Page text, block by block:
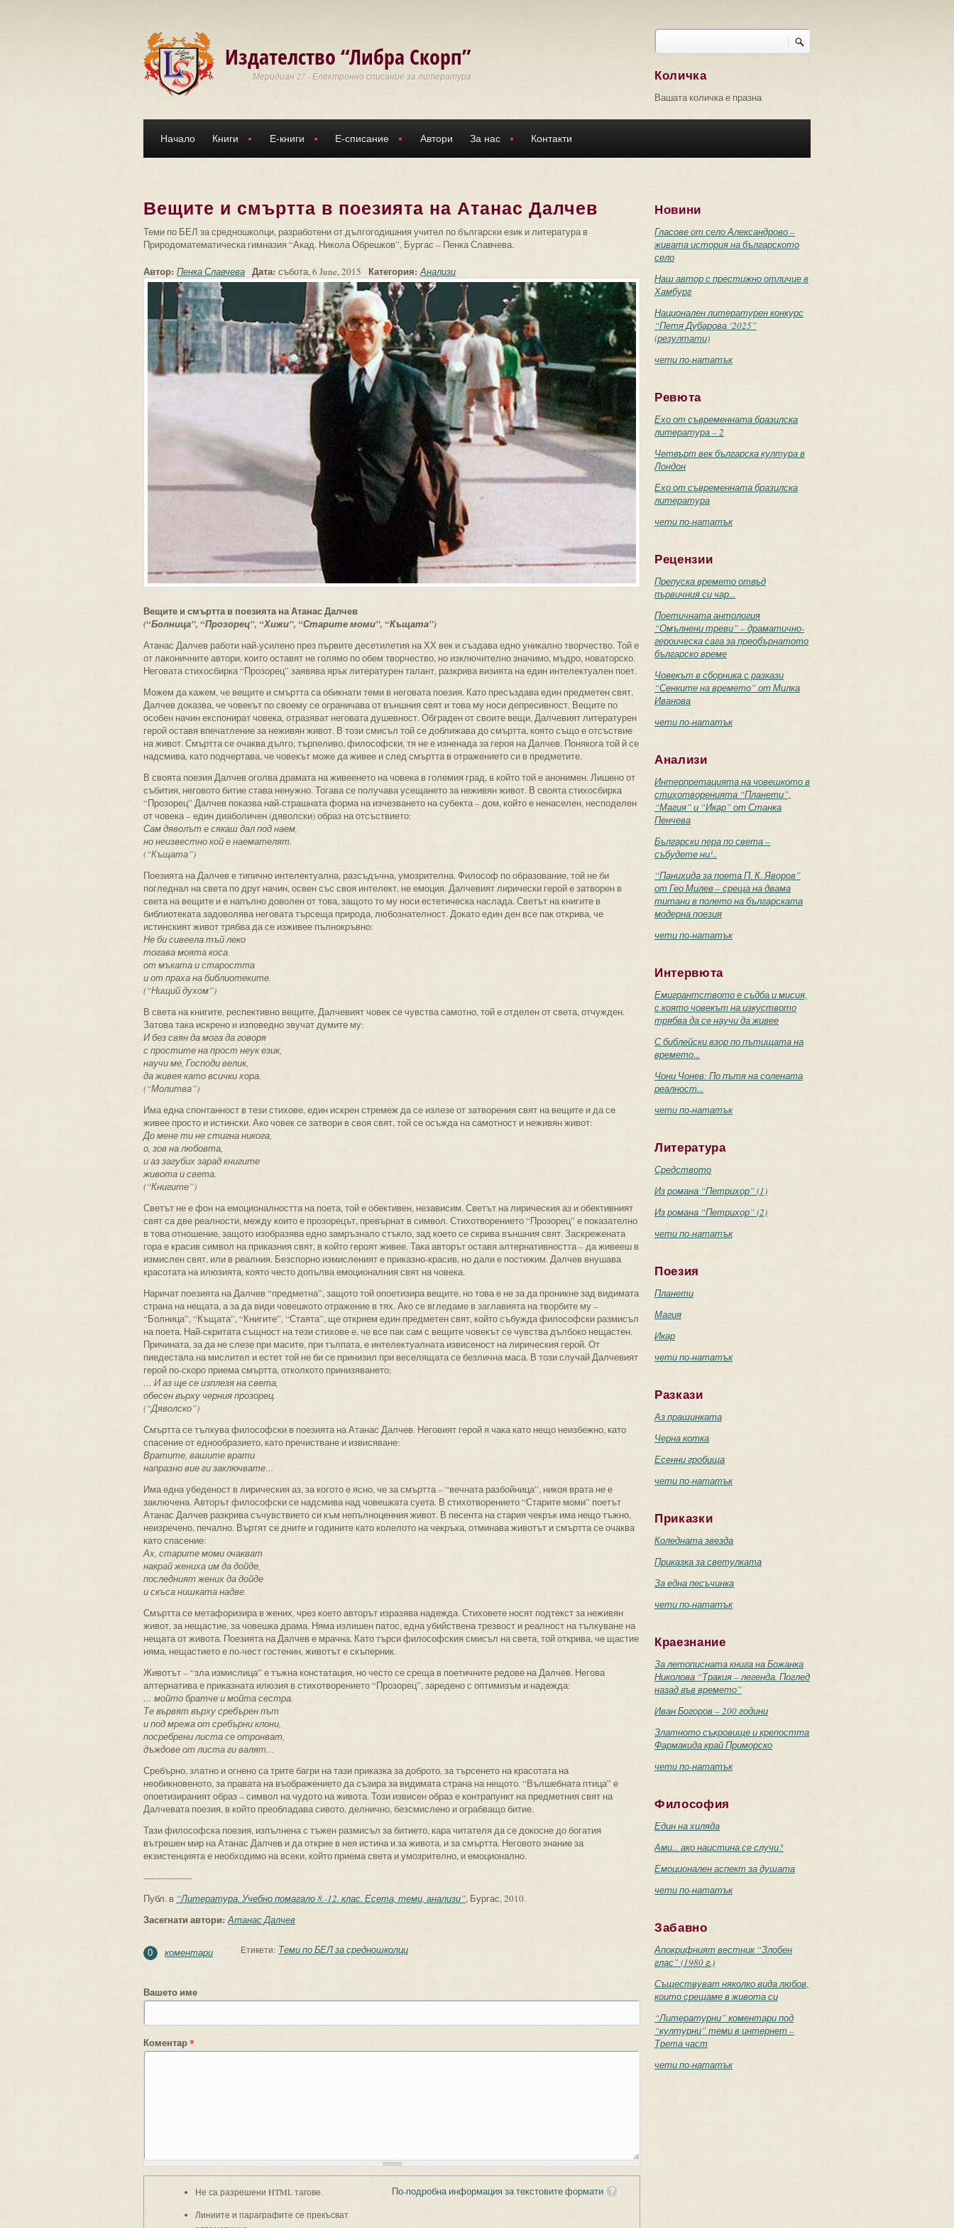
Издателство “Либра Скорп”
Меридиан 27 - Електронно списание за литература
Търси
Количка
Вашата количка е празна
Начало Книги Е-книги Е-списание Автори За нас Контакти
Вещите и смъртта в поезията на Атанас Далчев
Теми по БЕЛ за средношколци, разработени от дългогодишния учител по български език и литература в
Природоматематическа гимназия “Акад. Никола Обрешков”, Бургас – Пенка Славчева.
Автор: Пенка Славчева Дата: събота, 6 June, 2015 Категория:Анализи
Вещите и смъртта в поезията на Атанас Далчев
(“Болница”, “Прозорец”, “Хижи”, “Старите моми”, “Къщата”)
Атанас Далчев работи най-усилено през първите десетилетия на ХХ век и създава едно уникално творчество. Той е
от лаконичните автори, които оставят не голямо по обем творчество, но изключително значимо, мъдро, новаторско.
Неговата стихосбирка “Прозорец” заявява ярък литературен талант, разкрива визията на един интелектуален поет.
Можем да кажем, че вещите и смъртта са обикнати теми в неговата поезия. Като пресъздава един предметен свят,
Далчев доказва, че човекът по своему се ограничава от външния свят и това му носи депресивност. Вещите по
особен начин експонират човека, отразяват неговата душевност. Обграден от своите вещи, Далчевият литературен
герой оставя впечатление за неживян живот. В този смисъл той се доближава до смъртта, която също е отсъствие
на живот. Смъртта се очаква дълго, търпеливо, философски, тя не е изненада за героя на Далчев. Понякога той й се
надсмива, като подчертава, че човекът може да живее и след смъртта в отражението си в предметите.
В своята поезия Далчев оголва драмата на живеенето на човека в големия град, в който той е анонимен. Лишено от
събития, неговото битие става ненужно. Тогава се получава усещането за неживян живот. В своята стихосбирка
“Прозорец” Далчев показва най-страшната форма на изчезването на субекта – дом, който е ненаселен, несподелен
от човека – един диаболичен (дяволски) образ на отсъствието:
Сам дяволът е сякаш дал под наем,
но неизвестно кой е наемателят.
(“Къщата”)
Поезията на Далчев е типично интелектуална, разсъдъчна, умозрителна. Философ по образование, той не би
погледнал на света по друг начин, освен със своя интелект, не емоция. Далчевият лирически герой е затворен в
света на вещите и е напълно доволен от това, защото то му носи естетическа наслада. Светът на книгите в
библиотеката задоволява неговата търсеща природа, любознателност. Докато един ден все пак открива, че
истинският живот трябва да се изживее пълнокръвно:
Не би сивеела тъй леко
тогава моята коса
от мъката и старостта
и от праха на библиотеките.
(“Нищий духом”)
В света на книгите, респективно вещите, Далчевият човек се чувства самотно, той е отделен от света, отчужден.
Затова така искрено и изповедно звучат думите му:
И без свян да мога да говоря
с простите на прост неук език,
научи ме, Господи велик,
да живея като всички хора.
(“Молитва”)
Има една спонтанност в тези стихове, един искрен стремеж да се излезе от затворения свят на вещите и да се
живее просто и истински. Ако човек се затвори в своя свят, той се осъжда на самотност и неживян живот:
До мене ти не стигна никога,
о, зов на любовта,
и аз загубих зарад книгите
живота и света.
(“Книгите”)
Светът не е фон на емоционалността на поета, той е обективен, независим. Светът на лирическия аз и обективният
свят са две реалности, между които е прозорецът, превърнат в символ. Стихотворението “Прозорец” е показателно
в това отношение, защото изобразява едно замръзнало стъкло, зад което се скрива външния свят. Заскрежената
гора е красив символ на приказния свят, в който героят живее. Така авторът оставя алтернативността – да живееш в
измислен свят, или в реалния. Безспорно измисленият е приказно-красив, но дали е постижим. Далчев внушава
красотата на илюзията, която често допълва емоционалния свят на човека.
Наричат поезията на Далчев “предметна”, защото той опоетизира вещите, но това е не за да проникне зад видимата
страна на нещата, а за да види човешкото отражение в тях. Ако се вгледаме в заглавията на творбите му –
“Болница”, “Къщата”, “Книгите”, “Стаята”, ще открием един предметен свят, който събужда философски размисъл
на поета. Най-скритата същност на тези стихове е, че все пак сам с вещите човекът се чувства дълбоко нещастен.
Причината, за да не слезе при масите, при тълпата, е интелектуалната извисеност на лирическия герой. От
пиедестала на мислител и естет той не би се принизил при веселящата се безлична маса. В този случай Далчевият
герой по-скоро приема смъртта, отколкото принизяването:
… И аз ще се изплезя на света,
обесен върху черния прозорец.
(“Дяволско”)
Смъртта се тълкува философски в поезията на Атанас Далчев. Неговият герой я чака като нещо неизбежно, като
спасение от еднообразието, като пречистване и извисяване:
Вратите, вашите врати
напразно вие ги заключвате…
Има една убеденост в лирическия аз, за когото е ясно, че за смъртта – “вечната разбойница”, никоя врата не е
заключена. Авторът философски се надсмива над човешката суета. В стихотворението “Старите моми” поетът
Атанас Далчев разкрива съчувствието си към непълноценния живот. В песента на стария чекрък има нещо тъжно,
неизречено, печално. Въртят се дните и годините като колелото на чекръка, отминава животът и смъртта се очаква
като спасение:
Ах, старите моми очакват
накрай жениха им да дойде,
последният жених да дойде
и скъса нишката надве.
Смъртта се метафоризира в жених, чрез което авторът изразява надежда. Стиховете носят подтекст за неживян
живот, за нещастие, за човешка драма. Няма излишен патос, една убийствена трезвост и реалност на тълкуване на
нещата от живота. Поезията на Далчев е мрачна. Като търси философския смисъл на света, той открива, че щастие
няма, нещастието е по-чест гостенин, животът е скъперник.
Животът – “зла измислица” е тъжна констатация, но често се среща в поетичните редове на Далчев. Негова
алтернатива е приказната илюзия в стихотворението “Прозорец”, заредено с оптимизъм и надежда:
… мойто братче и мойта сестра.
Те вървят върху сребърен път
и под мрежа от сребърни клони,
посребрени листа се отронват,
дъждове от листа ги валят…
Сребърно, златно и огнено са трите багри на тази приказка за доброто, за търсенето на красотата на
необикновеното, за правата на въображението да съзира за видимата страна на нещото. “Вълшебната птица” е
опоетизираният образ – символ на чудото на живота. Този извисен образ е контрапункт на предметния свят на
Далчевата поезия, в който преобладава сивото, делнично, безсмислено и ограбващо битие.
Тази философска поезия, изпълнена с тъжен размисъл за битието, кара читателя да се докосне до богатия
вътрешен мир на Атанас Далчев и да открие в нея истина и за живота, и за смъртта. Неговото знание за
екзистенцията е необходимо на всеки, който приема света и умозрително, и емоционално.
-----------------
Публ. в “Литература. Учебно помагало 8.-12. клас. Есета, теми, анализи”, Бургас, 2010.
Засегнати автори:Атанас Далчев
0 коментари Етикети: Теми по БЕЛ за средношколци
Вашето име
Коментар*
По-подробна информация за текстовите формати
Не са разрешени HTML тагове.
Линиите и параграфите се прекъсват
Новини
Гласове от село Александрово –
живата история на българското
село
Наш автор с престижно отличие в
Хамбург
Национален литературен конкурс
“Петя Дубарова ‘2025”
(резултати)
чети по-нататък
Ревюта
Ехо от съвременната бразилска
литература – 2
Четвърт век българска култура в
Лондон
Ехо от съвременната бразилска
литература
чети по-нататък
Рецензии
Препуска времето отвъд
първичния си чар...
Поетичната антология
“Омълнени треви” – драматично-
героическа сага за преобърнатото
българско време
Човекът в сборника с разкази
“Сенките на времето” от Милка
Иванова
чети по-нататък
Анализи
Интерпретацията на човешкото в
стихотворенията “Планети”,
“Магия” и “Икар” от Станка
Пенчева
Български пера по света –
събудете ни!..
“Панихида за поета П. К. Яворов”
от Гео Милев – среща на двама
титани в полето на българската
модерна поезия
чети по-нататък
Интервюта
Емигрантството е съдба и мисия,
с която човекът на изкуството
трябва да се научи да живее
С библейски взор по пътищата на
времето...
Чони Чонев: По пътя на солената
реалност...
чети по-нататък
Литература
Средството
Из романа “Петрихор” (1)
Из романа “Петрихор” (2)
чети по-нататък
Поезия
Планети
Магия
Икар
чети по-нататък
Разкази
Аз прашинката
Черна котка
Есенни гробища
чети по-нататък
Приказки
Коледната звезда
Приказка за светулката
За една песъчинка
чети по-нататък
Краезнание
За летописната книга на Божанка
Николова “Тракия – легенда. Поглед
назад във времето”
Иван Богоров – 200 години
Златното съкровище и крепостта
Фармакида край Приморско
чети по-нататък
Философия
Един на хиляда
Ами... ако наистина се случи?
Емоционален аспект за душата
чети по-нататък
Забавно
Апокрифният вестник “Злобен
глас” (1980 г.)
Съществуват няколко вида любов,
които срещаме в живота си
“Литературни” коментари под
“културни” теми в интернет –
Трета част
чети по-нататък